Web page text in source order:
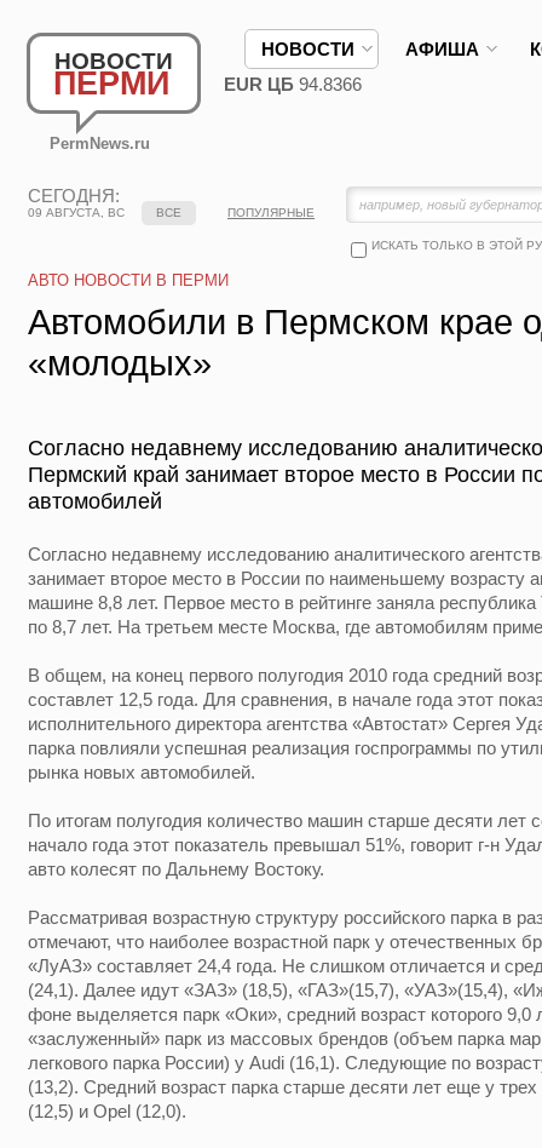
НОВОСТИ
ПЕРМИ
PermNews.ru
НОВОСТИ АФИША
EUR ЦБ 94.8366
СЕГОДНЯ:
09 АВГУСТА, ВС
ИСКАТЬ ТОЛЬКО В ЭТОЙ
ВСЕ ПОПУЛЯРНЫЕ
АВТО НОВОСТИ В ПЕРМИ
Автомобили в Пермском крае
«молодых»
Согласно недавнему исследованию
Пермский край занимает второе место в России
автомобилей
Согласно недавнему исследованию аналитического
занимает второе место в России по наименьшему возрасту
машине 8,8 лет. Первое место в рейтинге заняла
по 8,7 лет. На третьем месте Москва, где автомобилям
В общем, на конец первого полугодия 2010 года средний
составлет 12,5 года. Для сравнения, в начале года этот
исполнительного директора агентства «Автостат» Сергея
парка повлияли успешная реализация госпрограммы по
рынка новых автомобилей.
По итогам полугодия количество машин старше десяти лет
начало года этот показатель превышал 51%, говорит г-н
авто колесят по Дальнему Востоку.
Рассматривая возрастную структуру российского парка в
отмечают, что наиболее возрастной парк у отечественных
«ЛуАЗ» составляет 24,4 года. Не слишком отличается и
(24,1). Далее идут «ЗАЗ» (18,5), «ГАЗ»(15,7), «УАЗ»(15,4),
фоне выделяется парк «Оки», средний возраст которого 9,0
«заслуженный» парк из массовых брендов (объем парка
легкового парка России) у Audi (16,1). Следующие по
(13,2). Средний возраст парка старше десяти лет еще у
(12,5) и Opel (12,0).